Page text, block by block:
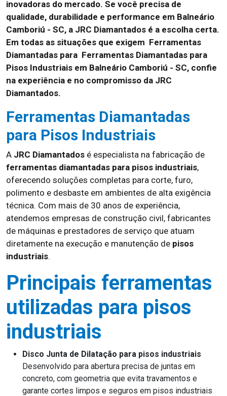
inovadoras do mercado. Se você precisa de
qualidade, durabilidade e performance em Balneário
Camboriú - SC, a JRC Diamantados é a escolha certa.
Em todas as situações que exigem Ferramentas
Diamantadas para Ferramentas Diamantadas para
Pisos Industriais em Balneário Camboriú - SC, confie
na experiência e no compromisso da JRC
Diamantados.
Ferramentas Diamantadas
para Pisos Industriais
A JRC Diamantados é especialista na fabricação de
ferramentas diamantadas para pisos industriais,
oferecendo soluções completas para corte, furo,
polimento e desbaste em ambientes de alta exigência
técnica. Com mais de 30 anos de experiência,
atendemos empresas de construção civil, fabricantes
de máquinas e prestadores de serviço que atuam
diretamente na execução e manutenção de pisos
industriais.
Principais ferramentas
utilizadas para pisos
industriais
Disco Junta de Dilatação para pisos industriais
Desenvolvido para abertura precisa de juntas em
concreto, com geometria que evita travamentos e
garante cortes limpos e seguros em pisos industriais